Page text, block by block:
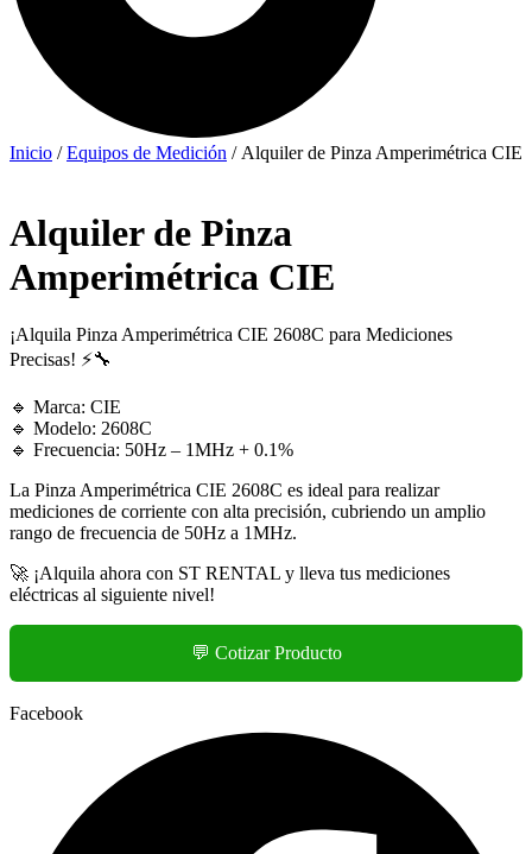
Inicio /Equipos de Medición / Alquiler de Pinza Amperimétrica CIE
Alquiler de Pinza
Amperimétrica CIE
¡Alquila Pinza Amperimétrica CIE 2608C para Mediciones
Precisas! ⚡🔧
🔹 Marca: CIE
🔹 Modelo: 2608C
🔹 Frecuencia: 50Hz – 1MHz + 0.1%
La Pinza Amperimétrica CIE 2608C es ideal para realizar
mediciones de corriente con alta precisión, cubriendo un amplio
rango de frecuencia de 50Hz a 1MHz.
🚀 ¡Alquila ahora con ST RENTAL y lleva tus mediciones
eléctricas al siguiente nivel!
💬 Cotizar Producto
Facebook